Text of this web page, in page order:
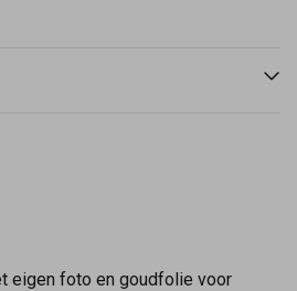
eigen foto en goudfolie voor